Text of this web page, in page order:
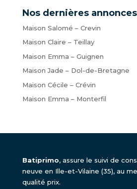
par
secteur
Nos dernières annonces
Maison Salomé – Crevin
Maison Claire – Teillay
Maison Emma – Guignen
Maison Jade – Dol-de-Bretagne
Maison Cécile – Crévin
Maison Emma – Monterfil
Batiprimo, assure le suivi de
neuve en Ille-et-Vilaine (35), au
qualité prix.